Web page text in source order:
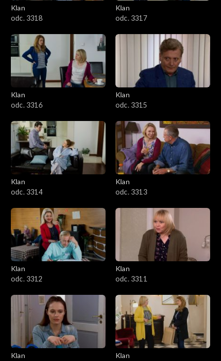
Klan
odc. 3318
Klan
odc. 3317
Klan
odc. 3316
Klan
odc. 3315
Klan
odc. 3314
Klan
odc. 3313
Klan
odc. 3312
Klan
odc. 3311
Klan
Klan